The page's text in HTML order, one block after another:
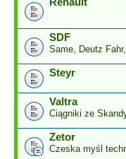
SDF
Same, Deutz
Steyr
Valtra
Ciągniki ze
Zetor
Czeska myśl